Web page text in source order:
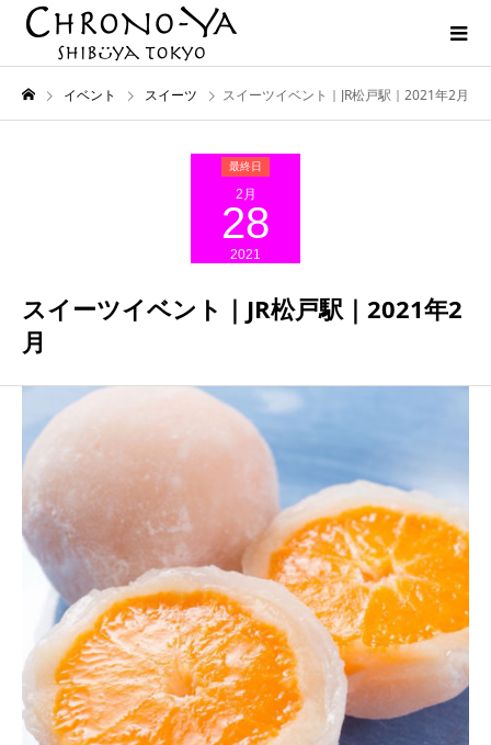
イベント スイーツ スイーツイベント｜JR松戸駅｜2021年2月
2月
28
2021
スイーツイベント｜JR松戸駅｜2021年2
月